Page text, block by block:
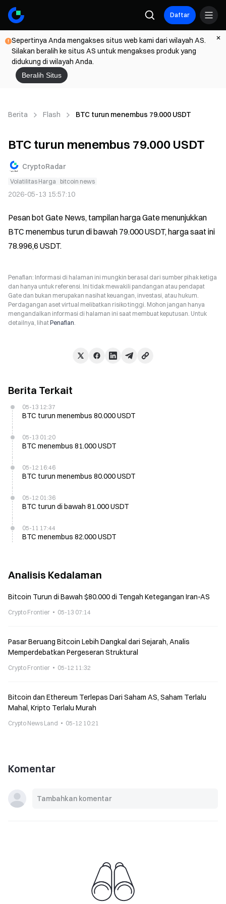
Daftar
Sepertinya Anda mengakses situs web kami dari wilayah AS.
Silakan beralih ke situs AS untuk mengakses produk yang
didukung di wilayah Anda.
Beralih Situs
Berita Flash BTC turun menembus 79.000 USDT
BTC turun menembus 79.000 USDT
CryptoRadar
Volatilitas Harga bitcoin news
2026-05-13 15:57:10
Pesan bot Gate News, tampilan harga Gate menunjukkan
BTC menembus turun di bawah 79.000 USDT, harga saat ini
78.996,6 USDT.
Penafian: Informasi di halaman ini mungkin berasal dari sumber pihak ketiga
dan hanya untuk referensi. Ini tidak mewakili pandangan atau pendapat
Gate dan bukan merupakan nasihat keuangan, investasi, atau hukum.
Perdagangan aset virtual melibatkan risiko tinggi. Mohon jangan hanya
mengandalkan informasi di halaman ini saat membuat keputusan. Untuk
detailnya, lihatPenafian.
Berita Terkait
05-13 12:37
BTC turun menembus 80.000 USDT
05-13 01:20
BTC menembus 81.000 USDT
05-12 16:46
BTC turun menembus 80.000 USDT
05-12 01:36
BTC turun di bawah 81.000 USDT
05-11 17:44
BTC menembus 82.000 USDT
Analisis Kedalaman
Bitcoin Turun di Bawah $80.000 di Tengah Ketegangan Iran-AS
Crypto Frontier 05-13 07:14
Pasar Beruang Bitcoin Lebih Dangkal dari Sejarah, Analis
Memperdebatkan Pergeseran Struktural
Crypto Frontier 05-12 11:32
Bitcoin dan Ethereum Terlepas Dari Saham AS, Saham Terlalu
Mahal, Kripto Terlalu Murah
Crypto News Land 05-12 10:21
Komentar